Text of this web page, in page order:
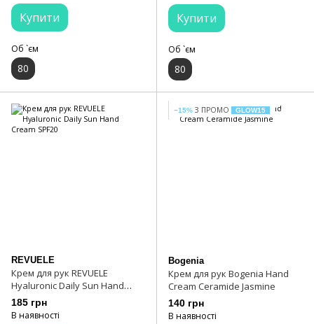
Купити
Об `єм
80
Купити
Об `єм
80
REVUELE
Крем для рук REVUELE
Hyaluronic Daily Sun Hand
Cream SPF20
185 грн
В наявності
−15% З ПРОМО GLOW15
Bogenia
Крем для рук Bogenia Hand
Cream Ceramide Jasmine
140 грн
В наявності